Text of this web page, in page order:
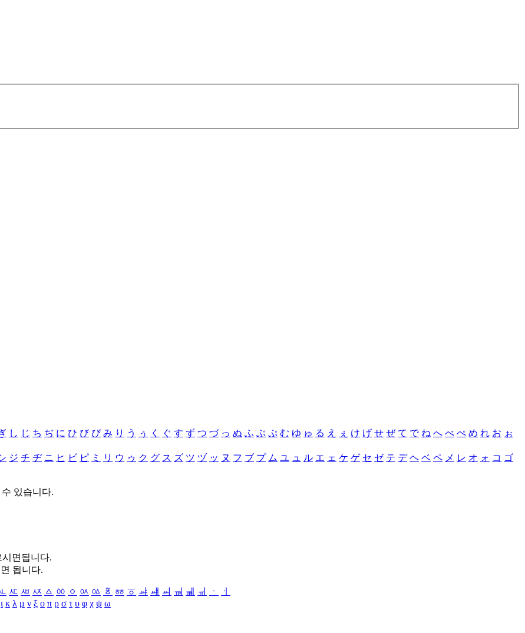
し じ ち ぢ に ひ び ぴ み り う ぅ く ぐ す ず つ づ っ ぬ ふ ぶ ぷ む ゆ ゅ る え ぇ け げ せ ぜ て で ね へ べ ぺ め れ お ぉ
ジ チ ヂ ニ ヒ ビ ピ ミ リ ウ ゥ ク グ ス ズ ツ ヅ ッ ヌ フ ブ プ ム ユ ュ ル エ ェ ケ ゲ セ ゼ テ デ ヘ ベ ペ メ レ オ ォ コ ゴ
있습니다.
시면됩니다.
됩니다.
ㅼ ㅽ ㅾ ㅿ ㆀ ㆁ ㆂ ㆃ ㆄ ㆅ ㆆ ㆇ ㆈ ㆉ ㆊ ㆋ ㆌ ㆍ
ㆎ
ι κ λ μ ν ξ ο π ρ σ τ υ φ χ ψ ω